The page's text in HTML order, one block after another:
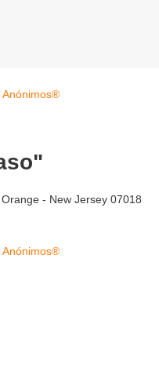
- New Jersey 07018